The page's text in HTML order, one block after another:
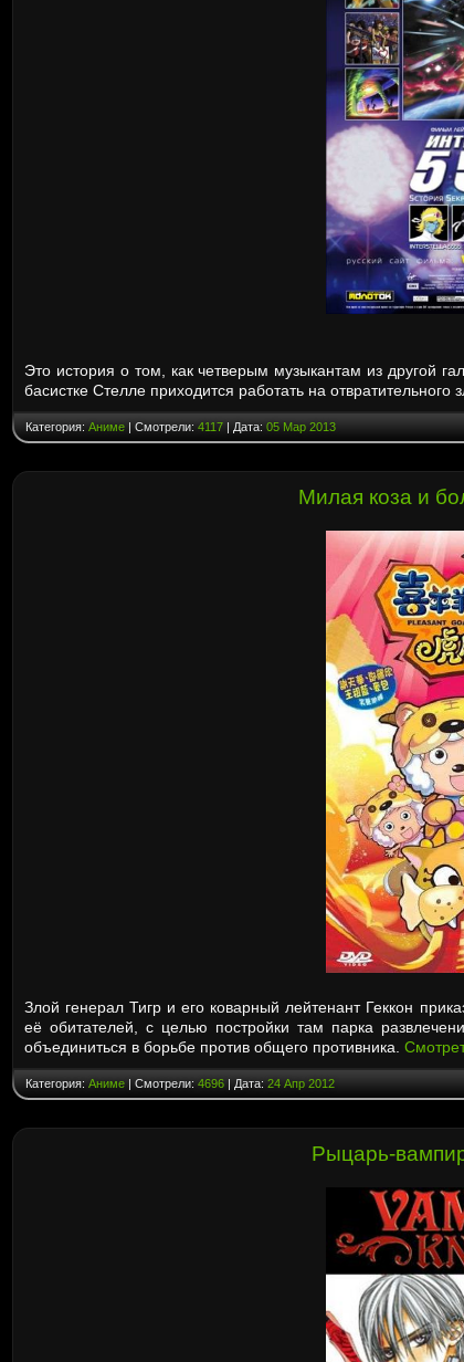
Это история о том, как четверым музыкантам из другой
басистке Стелле приходится работать на отвратительного
Категория: Аниме | Смотрели: 4117 | Дата: 05 Мар 2013
Милая коза и
Злой генерал Тигр и его коварный лейтенант Геккон
её обитателей, с целью постройки там парка
объединиться в борьбе против общего противника.
Категория: Аниме | Смотрели: 4696 | Дата: 24 Апр 2012
Рыцарь-